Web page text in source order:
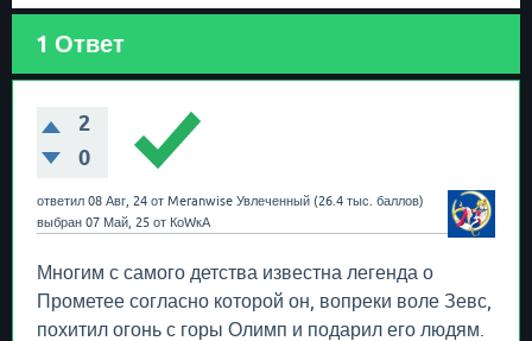
1 Ответ
2
0
ответил 08 Авг, 24 от Meranwise Увлеченный (26.4 тыс. баллов)
выбран 07 Май, 25 от КоWкА
Многим с самого детства известна легенда о
Прометее согласно которой он, вопреки воле Зевс,
похитил огонь с горы Олимп и подарил его людям.